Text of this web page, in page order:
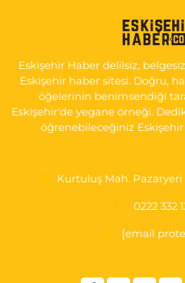
YENİDOĞAN MH.ŞEHİT SERKAN
0 (222) 237 75 17 Yol Tarifi Al
Eskişehir Haber delilsiz,
Eskişehir haber sitesi. Doğru,
öğelerinin benimsendiği
Eskişehir'de yegane örneği.
öğrenebileceğiniz
Kurtuluş Mah. Pazaryeri
0222 332
[email